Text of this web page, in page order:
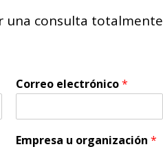
una consulta totalmente
Correo electrónico*
Empresa u organización *